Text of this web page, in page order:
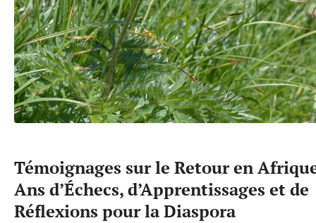
Témoignages sur le Retour en
Ans d’Échecs, d’Apprentissages et de
Réflexions pour la Diaspora